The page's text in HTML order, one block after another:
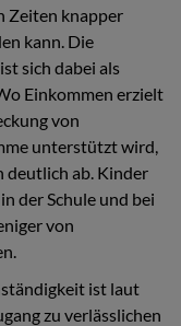
Zeiten knapper
kann. Die
sich dabei als
Einkommen erzielt
von
unterstützt wird,
deutlich ab. Kinder
der Schule und bei
von
ist laut
zu verlässlichen